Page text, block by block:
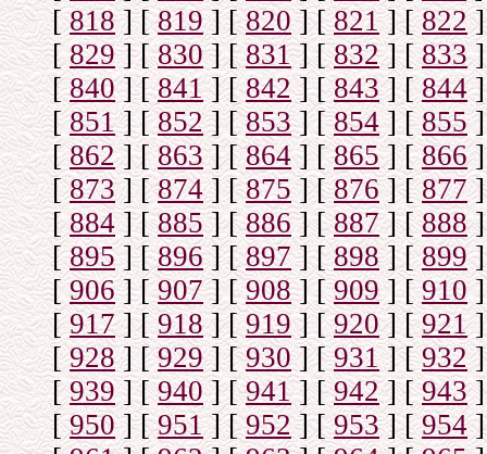
[818] [819] [820] [821] [822]
[829] [830] [831] [832] [833]
[840] [841] [842] [843] [844]
[851] [852] [853] [854] [ 855]
[862] [863] [864] [865] [866]
[873] [874] [875] [876] [877]
[884] [885] [886] [887] [888]
[895] [896] [897] [898] [899]
[906] [907] [908] [909] [910]
[917] [918] [ 919] [920] [921]
[928] [929] [930] [931] [932]
[939] [940] [941] [942] [943]
[950] [951] [952] [953] [954]